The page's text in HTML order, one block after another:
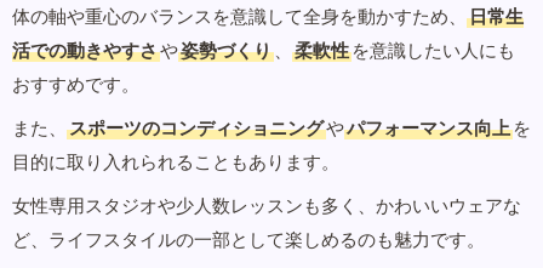
体の軸や重心のバランスを意識して全身を動かすため、
日常生
活での動きやすさや姿勢づくり 、 柔軟性 を意識したい人にも
おすすめです。
また、
スポーツのコンディショニングやパフォーマンス向上 を
目的に取り入れられることもあります。
女性専用スタジオや少人数レッスンも多く、かわいいウェアな
ど、ライフスタイルの一部として楽しめるのも魅力です。